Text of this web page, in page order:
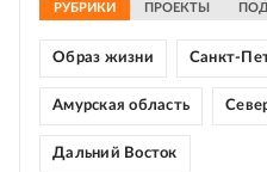
РУБРИКИ ПРОЕКТЫ
Образ жизни Санкт-
Амурская область
Дальний Восток